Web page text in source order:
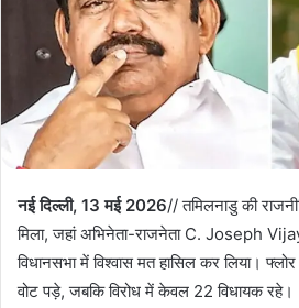
नई दिल्ली, 13 मई 2026// तमिलनाडु की
मिला, जहां अभिनेता-राजनेता C. Joseph
विधानसभा में विश्वास मत हासिल कर लिया।
वोट पड़े, जबकि विरोध में केवल 22 विधायक